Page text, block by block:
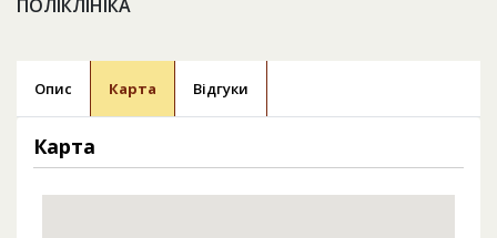
ПОЛІКЛІНІКА
Опис Карта Відгуки
Карта